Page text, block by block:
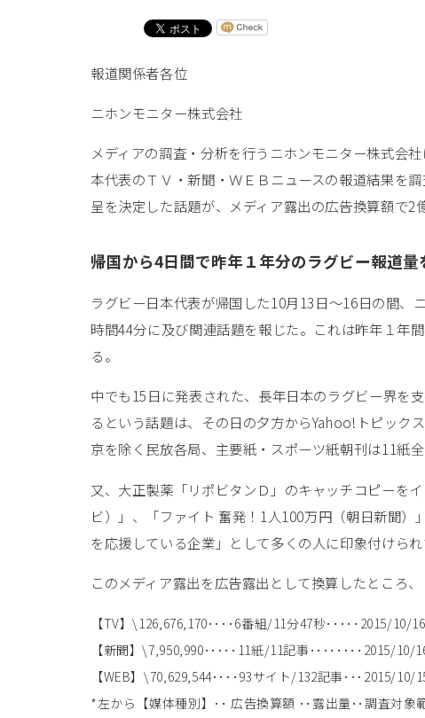
報道関係者各位
ニホンモニター株式会社
メディアの調査・分析を行うニホンモニター株式会
本代表のＴＶ・新聞・ＷＥＢニュースの報道結果を
呈を決定した話題が、メディア露出の広告換算額で2
帰国から4日間で昨年１年分のラグビー報道量
ラグビー日本代表が帰国した10月13日～16日の間、
時間44分に及び関連話題を報じた。これは昨年１年
る。
中でも15日に発表された、長年日本のラグビー界を
るという話題は、その日の夕方からYahoo!トピック
京を除く民放各局、主要紙・スポーツ紙朝刊は11紙
又、大正製薬「リポビタンＤ」のキャッチコピーを
ビ）」、「ファイト 奮発！1人100万円（朝日新聞
を応援している企業」として多くの人に印象付けられ
このメディア露出を広告露出として換算したところ、
【TV】\126,676,170････6番組/11分47秒･････2015/10/
【新聞】\7,950,990･････11紙/11記事････････2015/10/
【WEB】\70,629,544････93サイト/132記事･･･2015/10/
*左から【媒体種別】･･ 広告換算額 ･･露出量･･調査対象